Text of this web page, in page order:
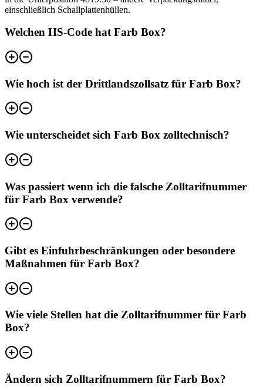
einschließlich Schallplattenhüllen.
Welchen HS-Code hat Farb Box?
Wie hoch ist der Drittlandszollsatz für Farb Box?
Wie unterscheidet sich Farb Box zolltechnisch?
Was passiert wenn ich die falsche Zolltarifnummer
für Farb Box verwende?
Gibt es Einfuhrbeschränkungen oder besondere
Maßnahmen für Farb Box?
Wie viele Stellen hat die Zolltarifnummer für Farb
Box?
Ändern sich Zolltarifnummern für Farb Box?